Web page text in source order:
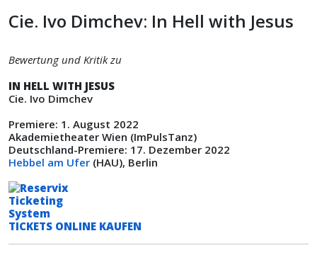
Cie. Ivo Dimchev: In Hell with Jesus
Bewertung und Kritik zu
IN HELL WITH JESUS
Cie. Ivo Dimchev
Premiere: 1. August 2022
Akademietheater Wien (ImPulsTanz)
Deutschland-Premiere: 17. Dezember 2022
Hebbel am Ufer (HAU), Berlin
TICKETS ONLINE KAUFEN